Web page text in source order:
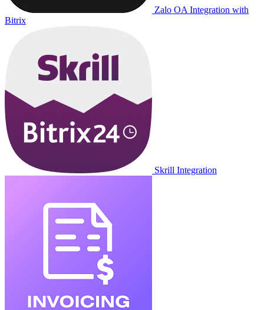
Zalo OA Integration with
Bitrix
Skrill Integration